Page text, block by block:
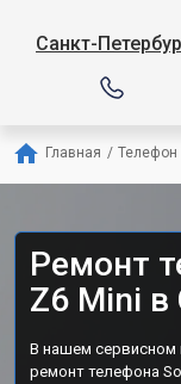
Санкт-
Главная / Телефон
Ремонт
Z6 Mini в
В нашем сервисном
ремонт телефона